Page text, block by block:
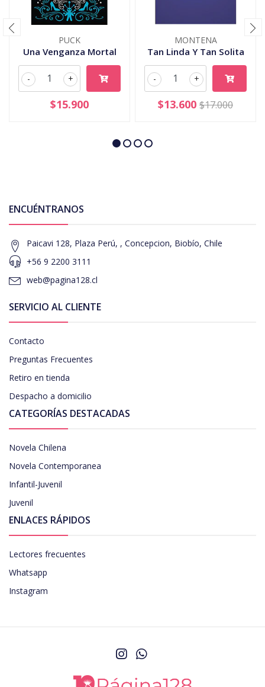
PUCK
Una Venganza Mortal
+
-
$15.900
MONTENA
Tan Linda Y Tan Solita
+
-
$13.600 $17.000
ENCUÉNTRANOS
Paicavi 128, Plaza Perú, , Concepcion, Biobío, Chile
+56 9 2200 3111
web@pagina128.cl
SERVICIO AL CLIENTE
Contacto
Preguntas Frecuentes
Retiro en tienda
Despacho a domicilio
CATEGORÍAS DESTACADAS
Novela Chilena
Novela Contemporanea
Infantil-Juvenil
Juvenil
ENLACES RÁPIDOS
Lectores frecuentes
Whatsapp
Instagram